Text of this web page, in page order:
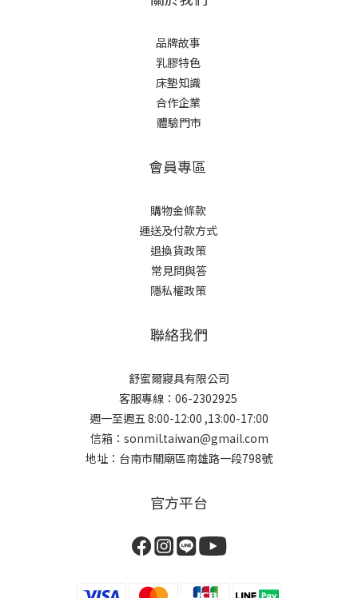
品牌故事
乳膠特色
床墊知識
合作企業
體驗門市
會員專區
購物金條款
運送及付款方式
退換貨政策
常見問與答
隱私權政策
聯絡我們
舒蜜爾寢具有限公司
客服專線：06-2302925
週一至週五 8:00-12:00 ,13:00-17:00
信箱：sonmil.taiwan@gmail.com
地址：台南市關廟區南雄路一段798號
官方平台